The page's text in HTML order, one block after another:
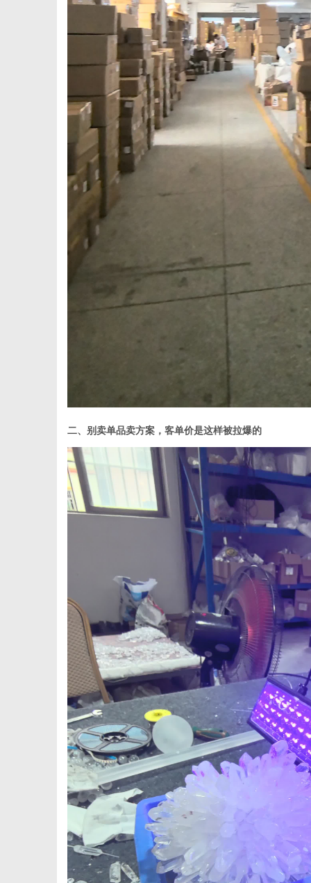
二、别卖单品卖方案，客单价是这样被拉爆的